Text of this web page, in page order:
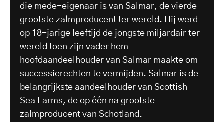
die mede-eigenaar is van Salmar, de vierde
grootste zalmproducent ter wereld. Hij werd
op 18-jarige leeftijd de jongste miljardair ter
wereld toen zijn vader hem
hoofdaandeelhouder van Salmar maakte om
successierechten te vermijden. Salmar is de
belangrijkste aandeelhouder van Scottish
Sea Farms, de op één na grootste
zalmproducent van Schotland.